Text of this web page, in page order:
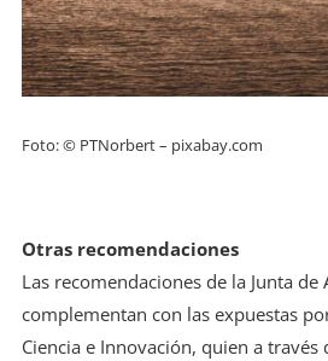
Foto: © PTNorbert – pixabay.com
Otras recomendaciones
Las recomendaciones de la Junta de
complementan con las expuestas
Ciencia e Innovación, quien a